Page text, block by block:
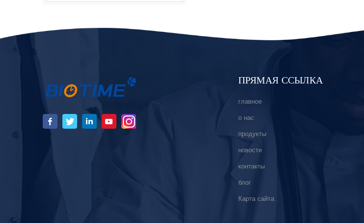
ПРЯМАЯ ССЫЛКА
главное
о нас
продукты
новости
контакты
блог
Карта сайта .